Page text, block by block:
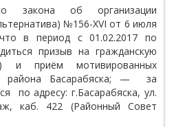
закона об организации
№156-XVI от 6 июля
в период с 01.02.2017 по
призыв на гражданскую
и приём мотивированных
района Басарабяска; — за
по адресу: г.Басарабяска, ул.
каб. 422 (Районный Совет